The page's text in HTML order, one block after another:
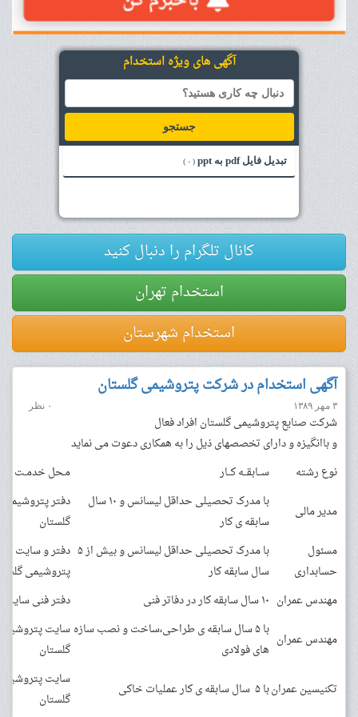
آگهی های ویژه استخدام
جستجو
تبدیل فایل pdf به ppt ( - )
کانال تلگرام را دنبال کنید
استخدام تهران
استخدام شهرستان
آگهی استخدام در شرکت پتروشیمی گلستان
۳ مهر ۱۳۸۹ ۰ نظر
شرکت صنایع پتروشیمی گلستان افراد فعال
و باانگیزه و دارای تخصصهای ذیل را به همکاری دعوت می نماید
نوع رشته
ســابقــه کــار
مـحل خدمـت
مدیر مالی
با مدرک تحصیلی حداقل لیسانس و ۱۰ سال
سابقه ی کار
دفتر پتروشیمی
گلستان
مسئول
حسابداری
با مدرک تحصیلی حداقل لیسانس و بیش از ۵
سال سابقه کار
دفتر و سایت
پتروشیمی
مهندس عمران ۱۰ سال سابقه کار در دفاتر فنی
دفتر فنی سایت
مهندس عمران
با ۵ سال سابقه ی طراحی،ساخت و نصب سازه
های فولادی
سایت
گلستان
تکنیسین عمرانبا ۵ سال سابقه ی کار عملیات خاکی
سایت
گلستان